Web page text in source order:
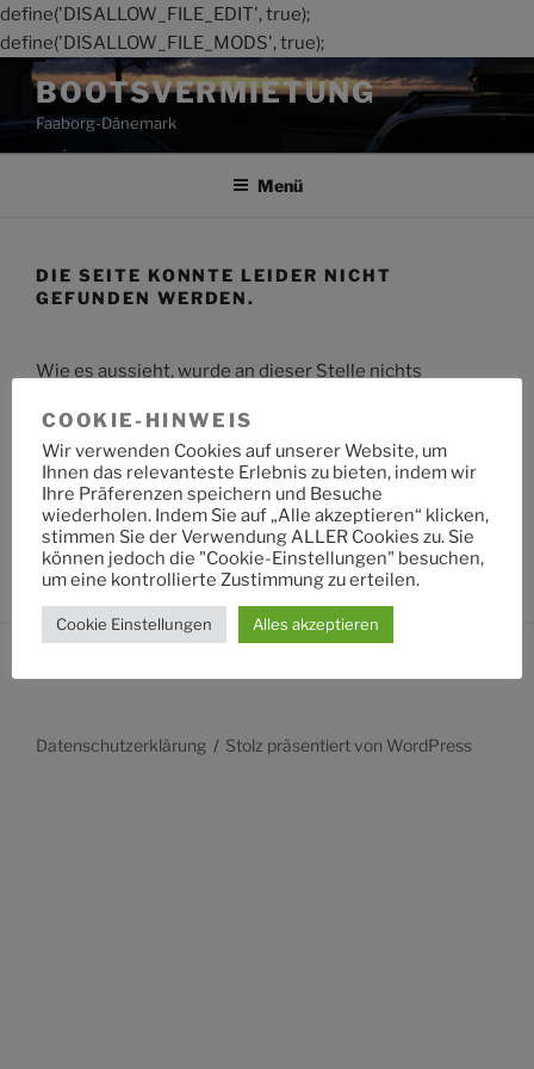
define('DISALLOW_FILE_EDIT', true);
define('DISALLOW_FILE_MODS', true);
Zum
Inhalt
springen
BOOTSVERMIETUNG
Faaborg-Dänemark
Menü
DIE SEITE KONNTE LEIDER NICHT
GEFUNDEN WERDEN.
Wie es aussieht, wurde an dieser Stelle nichts
Suche
nach:
Datenschutzerklärung Stolz präsentiert von WordPress
COOKIE-HINWEIS
Wir verwenden Cookies auf unserer Website, um
Ihnen das relevanteste Erlebnis zu bieten, indem wir
Ihre Präferenzen speichern und Besuche
wiederholen. Indem Sie auf „Alle akzeptieren“ klicken,
stimmen Sie der Verwendung ALLER Cookies zu. Sie
können jedoch die "Cookie-Einstellungen" besuchen,
um eine kontrollierte Zustimmung zu erteilen.
Cookie Einstellungen Alles akzeptieren